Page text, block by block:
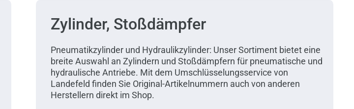
Zylinder, Stoßdämpfer
Pneumatikzylinder und Hydraulikzylinder: Unser Sortiment bietet eine
breite Auswahl an Zylindern und Stoßdämpfern für pneumatische und
hydraulische Antriebe. Mit dem Umschlüsselungsservice von
Landefeld finden Sie Original-Artikelnummern auch von anderen
Herstellern direkt im Shop.